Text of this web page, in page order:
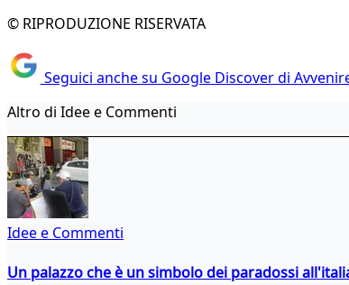
© RIPRODUZIONE RISERVATA
Seguici anche su Google Discover di
Altro di Idee e Commenti
Idee e Commenti
Un palazzo che è un simbolo dei paradossi